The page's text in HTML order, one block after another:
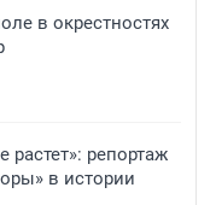
в окрестностях
растет»: репортаж
в истории